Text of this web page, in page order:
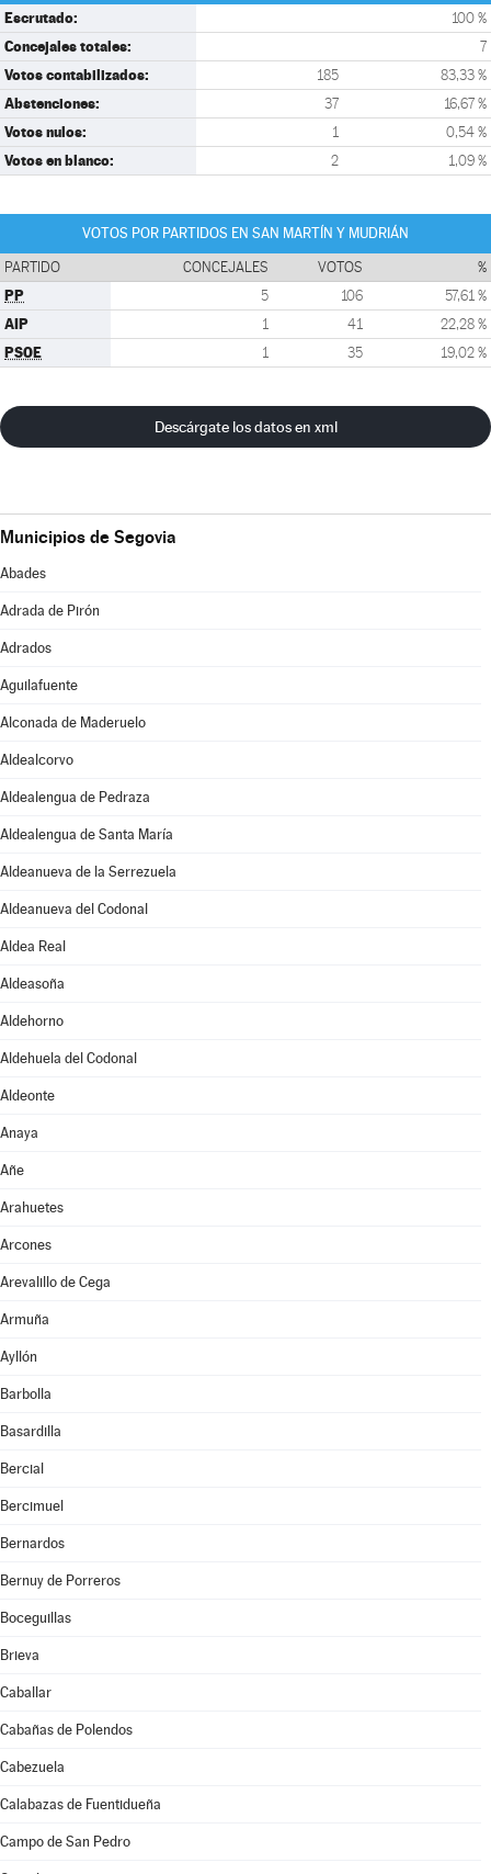
Escrutado: 100 %
Concejales totales: 7
Votos contabilizados: 185 83,33 %
Abstenciones: 37 16,67 %
Votos nulos: 1 0,54 %
Votos en blanco: 2 1,09 %
VOTOS POR PARTIDOS EN SAN MARTÍN Y MUDRIÁN
PARTIDO CONCEJALES VOTOS %
PP 5 106 57,61 %
AIP 1 41 22,28 %
PSOE 1 35 19,02 %
Descárgate los datos en xml
Municipios de Segovia
Abades
Adrada de Pirón
Adrados
Aguilafuente
Alconada de Maderuelo
Aldealcorvo
Aldealengua de Pedraza
Aldealengua de Santa María
Aldeanueva de la Serrezuela
Aldeanueva del Codonal
Aldea Real
Aldeasoña
Aldehorno
Aldehuela del Codonal
Aldeonte
Anaya
Añe
Arahuetes
Arcones
Arevalillo de Cega
Armuña
Ayllón
Barbolla
Basardilla
Bercial
Bercimuel
Bernardos
Bernuy de Porreros
Boceguillas
Brieva
Caballar
Cabañas de Polendos
Cabezuela
Calabazas de Fuentidueña
Campo de San Pedro